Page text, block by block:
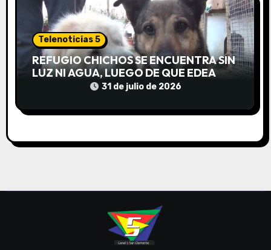
Telenoticias 5
REFUGIO CHICHOS SE ENCUENTRA SIN
LUZ NI AGUA, LUEGO DE QUE EDEA
CORTARA EL SUMINISTRO SIN AVISO
31 de julio de 2026